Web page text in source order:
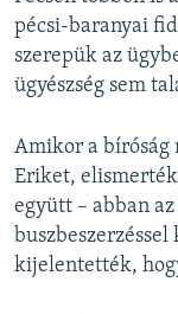
pécsi-baranyai
szerepük az
ügyészség sem
Amikor a bíróság
Eriket,
együtt – abban
kijelentették,